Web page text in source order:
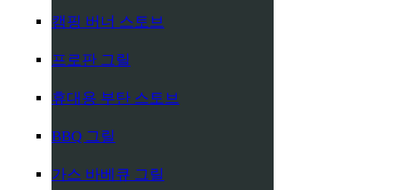
캠핑 버너 스토브
프로판 그릴
휴대용 부탄 스토브
BBQ 그릴
가스 바베큐 그릴